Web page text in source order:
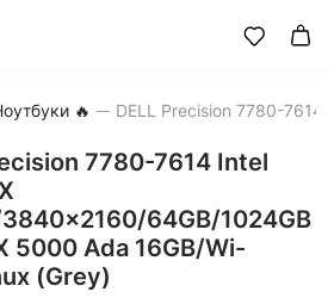
🔥
7780-7614 Intel
64GB/1024GB
5000 Ada 16GB/Wi-
(Grey)